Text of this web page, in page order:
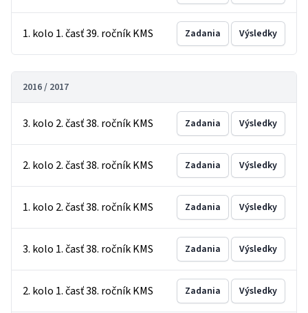
1. kolo 1. časť 39. ročník KMS Zadania Výsledky
2016 / 2017
3. kolo 2. časť 38. ročník KMS Zadania Výsledky
2. kolo 2. časť 38. ročník KMS Zadania Výsledky
1. kolo 2. časť 38. ročník KMS Zadania Výsledky
3. kolo 1. časť 38. ročník KMS Zadania Výsledky
2. kolo 1. časť 38. ročník KMS Zadania Výsledky